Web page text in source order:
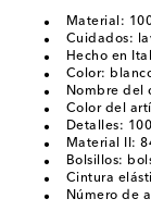
Material:
Cuidados:
Hecho en
Color:
Nombre del
Color del
Detalles:
Material II:
Bolsillos:
Cintura
Número de